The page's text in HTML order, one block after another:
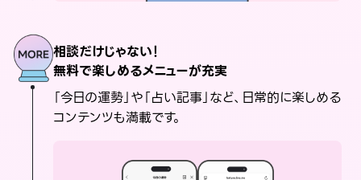
相談だけじゃない！
無料で楽しめるメニューが充実
「今日の運勢」や「占い記事」など、日常的に楽しめる
コンテンツも満載です。